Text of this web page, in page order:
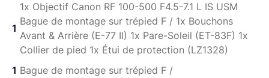
polyvalence incroyable avec un zoom offrant des détails,
de la clarté et des performances de téléobjectif
exceptionnelles.
Le double moteur Nano USM disponible dans
l’optique Canon RF 100-500mm F4.5-7.1L USM
1
1x Objectif Canon RF 100-500 F4.5-7.1 L IS USM
Bague de montage sur trépied F / 1x Bouchons
Avant & Arrière (E-77 II) 1x Pare-Soleil (ET-83F) 1x
Collier de pied 1x Étui de protection (LZ1328)
1 Bague de montage sur trépied F /